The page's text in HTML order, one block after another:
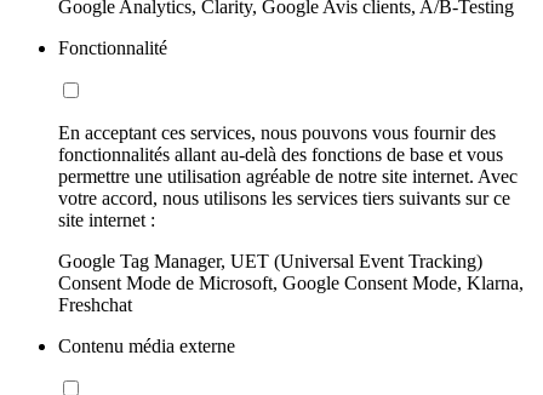
Google Analytics, Clarity, Google Avis clients, A/B-Testing
Fonctionnalité
En acceptant ces services, nous pouvons vous fournir des
fonctionnalités allant au-delà des fonctions de base et vous
permettre une utilisation agréable de notre site internet. Avec
votre accord, nous utilisons les services tiers suivants sur ce
site internet :
Google Tag Manager, UET (Universal Event Tracking)
Consent Mode de Microsoft, Google Consent Mode, Klarna,
Freshchat
Contenu média externe